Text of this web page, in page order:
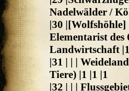
Nadelwälder /
|30
Elementarist des
Landwirtschaft
|31 | | |
Tiere) |1 |1 |1
|32 | | |